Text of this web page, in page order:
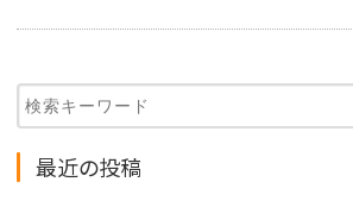
最近の投稿